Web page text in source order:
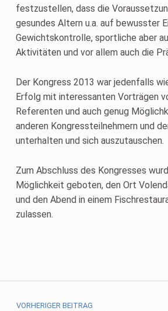
festzustellen, dass die
gesundes Altern u.a. auf bewusster
Gewichtskontrolle, sportliche aber
Aktivitäten und vor allem auch die
Der Kongress 2013 war jedenfalls
Erfolg mit interessanten Vorträgen
Referenten und auch genug
anderen Kongressteilnehmern und
unterhalten und sich auszutauschen.
Zum Abschluss des Kongresses
Möglichkeit geboten, den Ort
und den Abend in einem
zulassen.
Beitragsnavigation
VORHERIGER BEITRAG